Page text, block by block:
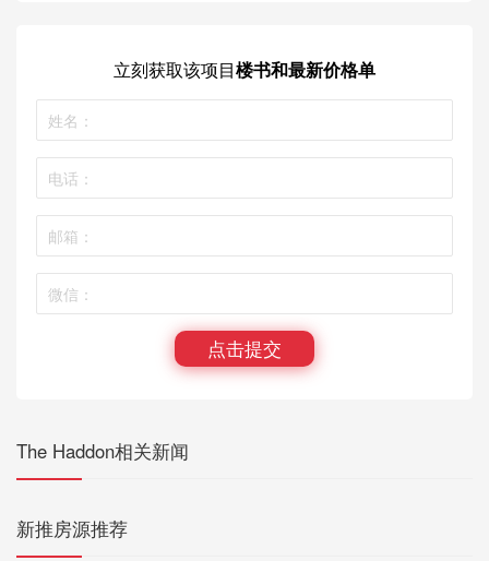
立刻获取该项目楼书和最新价格单
点击提交
The Haddon相关新闻
新推房源推荐